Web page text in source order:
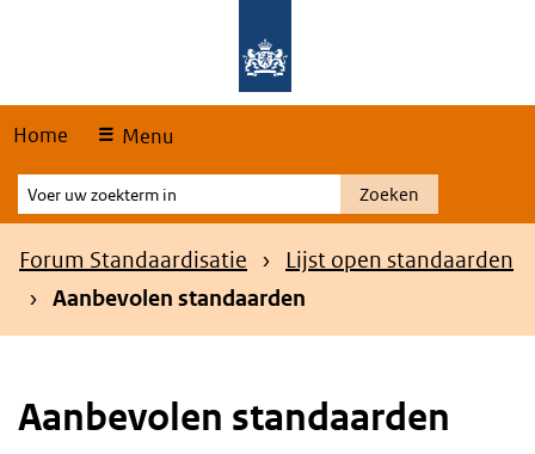
Home Menu
Voer
uw
zoekterm
Zoeken
Kruimelpad
Forum Standaardisatie
Lijst open standaarden
Aanbevolen standaarden
Aanbevolen standaarden